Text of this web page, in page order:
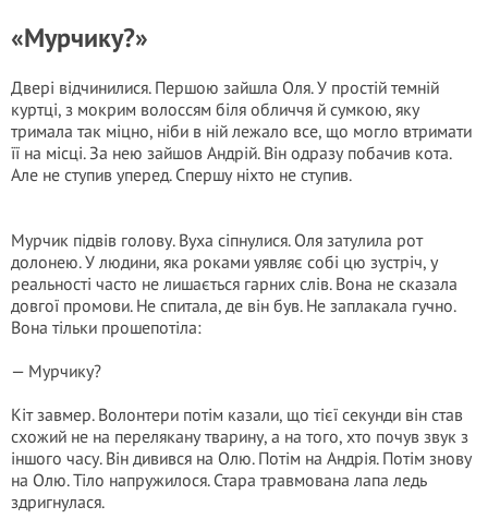
«Мурчику?»
Двері відчинилися. Першою зайшла Оля. У простій темній
куртці, з мокрим волоссям біля обличчя й сумкою, яку
тримала так міцно, ніби в ній лежало все, що могло втримати
її на місці. За нею зайшов Андрій. Він одразу побачив кота.
Але не ступив уперед. Спершу ніхто не ступив.
Мурчик підвів голову. Вуха сіпнулися. Оля затулила рот
долонею. У людини, яка роками уявляє собі цю зустріч, у
реальності часто не лишається гарних слів. Вона не сказала
довгої промови. Не спитала, де він був. Не заплакала гучно.
Вона тільки прошепотіла:
— Мурчику?
Кіт завмер. Волонтери потім казали, що тієї секунди він став
схожий не на перелякану тварину, а на того, хто почув звук з
іншого часу. Він дивився на Олю. Потім на Андрія. Потім знову
на Олю. Тіло напружилося. Стара травмована лапа ледь
здригнулася.